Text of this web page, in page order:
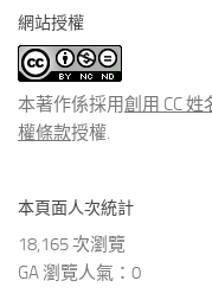
類
文
章
網站授權
本著作係採用創用 CC
權條款授權.
本頁面人次統計
18,165 次瀏覽
GA 瀏覽人氣：0